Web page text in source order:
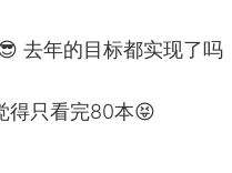
去年的目标都实现了吗
得只看完80本😝